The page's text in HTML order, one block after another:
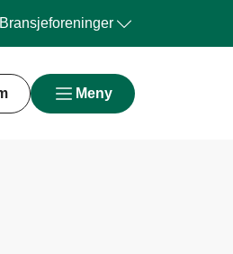
Bransjeforeninger
Meny